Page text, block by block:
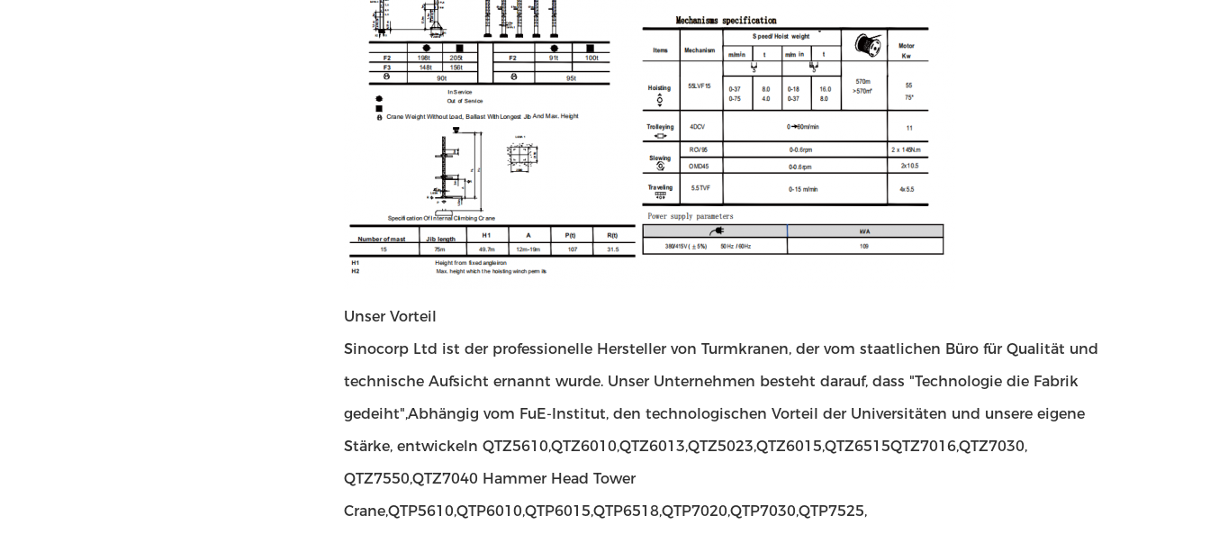
Unser Vorteil
Sinocorp Ltd ist der professionelle Hersteller von Turmkranen, der vom staatlichen Büro für Qualität und
technische Aufsicht ernannt wurde. Unser Unternehmen besteht darauf, dass "Technologie die Fabrik
gedeiht",Abhängig vom FuE-Institut, den technologischen Vorteil der Universitäten und unsere eigene
Stärke, entwickeln QTZ5610,QTZ6010,QTZ6013,QTZ5023,QTZ6015,QTZ6515QTZ7016,QTZ7030,
QTZ7550,QTZ7040 Hammer Head Tower
Crane,QTP5610,QTP6010,QTP6015,QTP6518,QTP7020,QTP7030,QTP7525,